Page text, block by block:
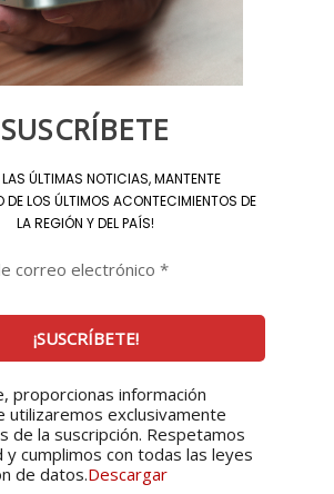
SUSCRÍBETE
ÚLTIMAS NOTICIAS, MANTENTE
DE LOS ÚLTIMOS ACONTECIMIENTOS DE
LA REGIÓN Y DEL PAÍS!
proporcionas información
utilizaremos exclusivamente
de la suscripción. Respetamos
y cumplimos con todas las leyes
de datos.Descargar